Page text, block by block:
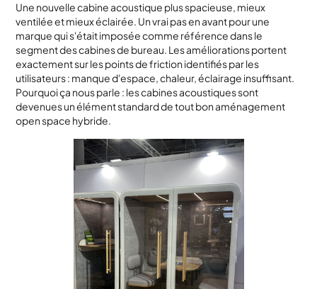
Une nouvelle cabine acoustique plus spacieuse, mieux
ventilée et mieux éclairée. Un vrai pas en avant pour une
marque qui s'était imposée comme référence dans le
segment des cabines de bureau. Les améliorations portent
exactement sur les points de friction identifiés par les
utilisateurs : manque d'espace, chaleur, éclairage insuffisant.
Pourquoi ça nous parle : les cabines acoustiques sont
devenues un élément standard de tout bon aménagement
open space hybride.